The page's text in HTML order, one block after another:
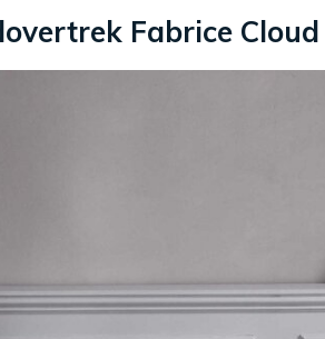
Fabrice